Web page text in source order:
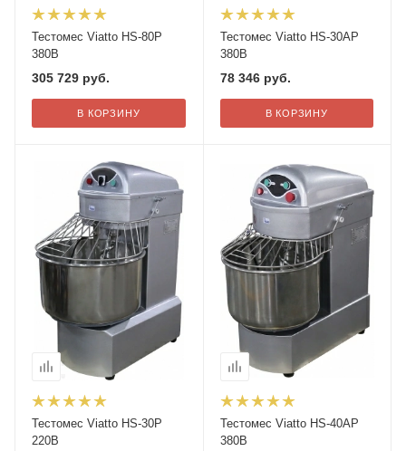
Тестомес Viatto HS-80P
380В
305 729 руб.
В КОРЗИНУ
Тестомес Viatto HS-30AP
380В
78 346руб.
В КОРЗИНУ
Тестомес Viatto HS-30P
220В
Тестомес Viatto HS-40AP
380В